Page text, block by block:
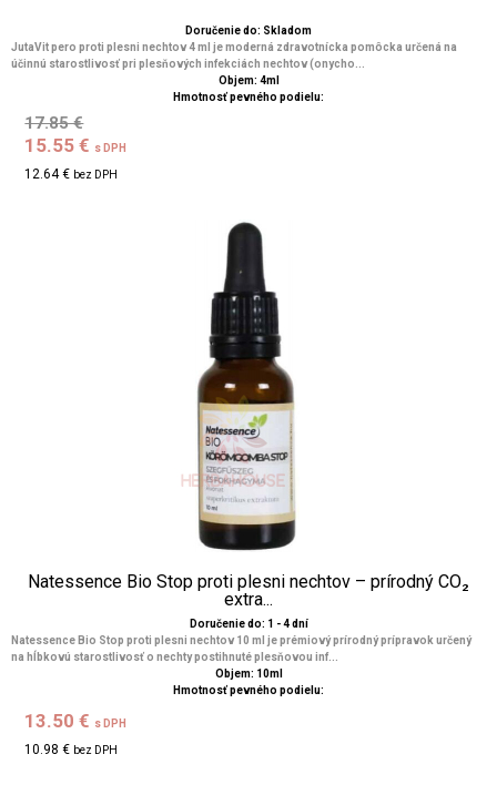
Doručenie do: Skladom
JutaVit pero proti plesni nechtov 4 ml je moderná zdravotnícka pomôcka určená na
účinnú starostlivosť pri plesňových infekciách nechtov (onycho...
Objem: 4ml
Hmotnosť pevného podielu:
17.85 €
15.55 € s DPH
12.64 € bez DPH
Natessence Bio Stop proti plesni nechtov – prírodný CO₂
extra...
Doručenie do: 1 - 4 dní
Natessence Bio Stop proti plesni nechtov 10 ml je prémiový prírodný prípravok určený
na hĺbkovú starostlivosť o nechty postihnuté plesňovou inf...
Objem: 10ml
Hmotnosť pevného podielu:
13.50 € s DPH
10.98 € bez DPH